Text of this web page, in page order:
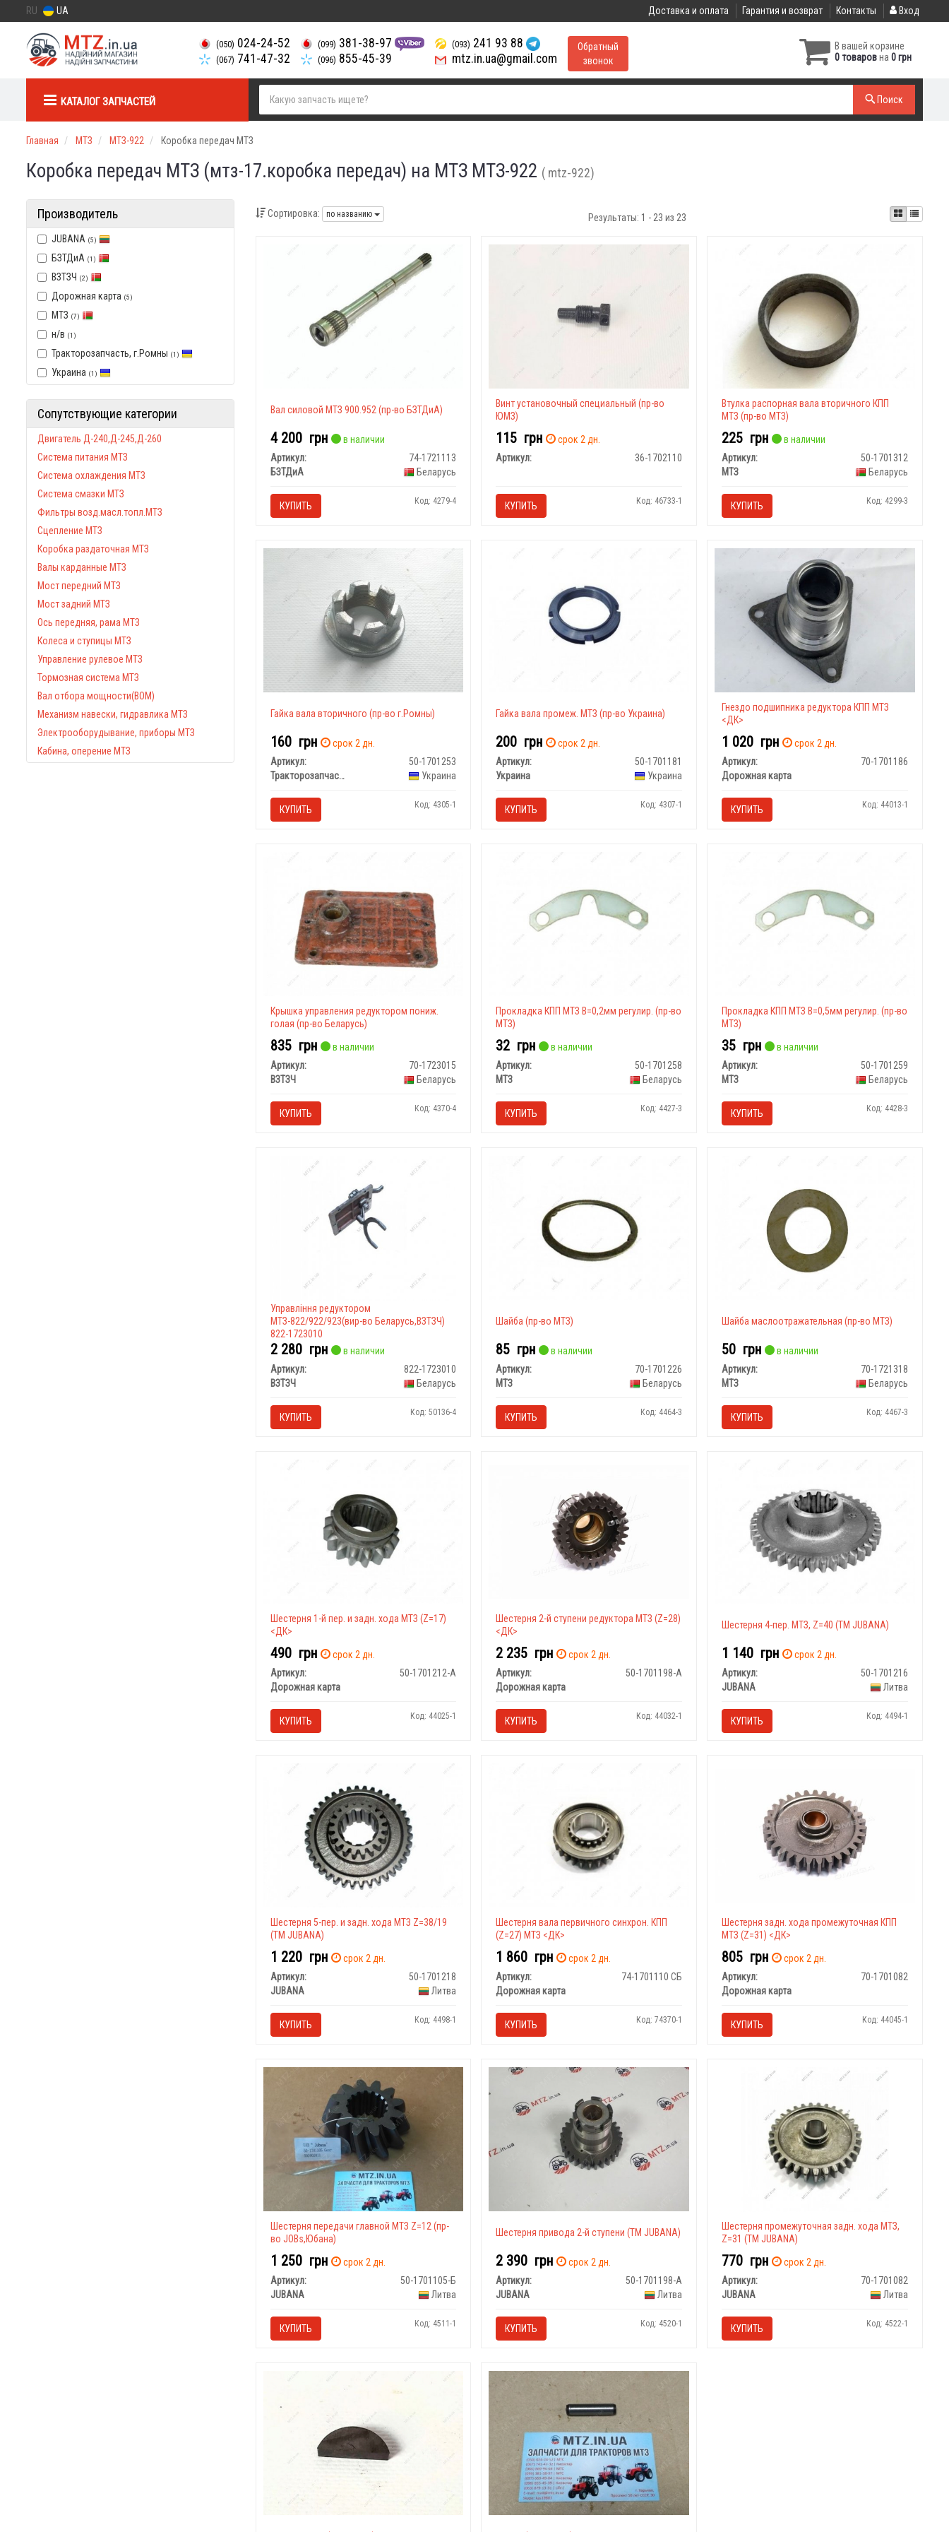
RU UA Доставка и оплата Гарантия и возврат Контакты Вход
(050) 024-24-52
(067) 741-47-32
(099) 381-38-97
(096) 855-45-39
(093) 241 93 88
mtz.in.ua@gmail.com
Обратный
звонок
В вашей корзине
0 товаровна 0 грн
КАТАЛОГ ЗАПЧАСТЕЙ Поиск
Главная МТЗ МТЗ-922 Коробка передач МТЗ
Коробка передач МТЗ (мтз-17.коробка передач) на МТЗ МТЗ-922 ( mtz-922)
Производитель
JUBANA (5)
БЗТДиА (1)
ВЗТЗЧ (2)
Дорожная карта (5)
МТЗ (7)
н/в (1)
Тракторозапчасть, г.Ромны (1)
Украина (1)
Сопутствующие категории
Двигатель Д-240,Д-245,Д-260
Система питания МТЗ
Система охлаждения МТЗ
Система смазки МТЗ
Фильтры возд.масл.топл.МТЗ
Сцепление МТЗ
Коробка раздаточная МТЗ
Валы карданные МТЗ
Мост передний МТЗ
Мост задний МТЗ
Ось передняя, рама МТЗ
Колеса и ступицы МТЗ
Управление рулевое МТЗ
Тормозная система МТЗ
Вал отбора мощности(ВОМ)
Механизм навески, гидравлика МТЗ
Электрооборудывание, приборы МТЗ
Кабина, оперение МТЗ
Сортировка: по названию Результаты: 1 - 23 из 23
Вал силовой МТЗ 900.952 (пр-во БЗТДиА)
4 200 грн
в наличии
Артикул:
74-1721113
БЗТДиА
Беларусь
КУПИТЬ Код: 4279-4
Винт установочный специальный (пр-во
ЮМЗ)
115 грн
срок 2 дн.
Артикул:
36-1702110
КУПИТЬ Код: 46733-1
Втулка распорная вала вторичного КПП
МТЗ (пр-во МТЗ)
225 грн
в наличии
Артикул:
50-1701312
МТЗ
Беларусь
КУПИТЬ Код: 4299-3
Гайка вала вторичного (пр-во г.Ромны)
160 грн
срок 2 дн.
Артикул:
50-1701253
Тракторозапчасть, г.Ромны
Украина
КУПИТЬ Код: 4305-1
Гайка вала промеж. МТЗ (пр-во Украина)
200 грн
срок 2 дн.
Артикул:
50-1701181
Украина
Украина
КУПИТЬ Код: 4307-1
Гнездо подшипника редуктора КПП МТЗ
<ДК>
1 020 грн
срок 2 дн.
Артикул:
70-1701186
Дорожная карта
КУПИТЬ Код: 44013-1
Крышка управления редуктором пониж.
голая (пр-во Беларусь)
835 грн
в наличии
Артикул:
70-1723015
ВЗТЗЧ
Беларусь
КУПИТЬ Код: 4370-4
Прокладка КПП МТЗ В=0,2мм регулир. (пр-во
МТЗ)
32 грн
в наличии
Артикул:
50-1701258
МТЗ
Беларусь
КУПИТЬ Код: 4427-3
Прокладка КПП МТЗ В=0,5мм регулир. (пр-во
МТЗ)
35 грн
в наличии
Артикул:
50-1701259
МТЗ
Беларусь
КУПИТЬ Код: 4428-3
Управління редуктором
МТЗ-822/922/923(вир-во Беларусь,ВЗТЗЧ)
822-1723010
2 280 грн
в наличии
Артикул:
822-1723010
ВЗТЗЧ
Беларусь
КУПИТЬ Код: 50136-4
Шайба (пр-во МТЗ)
85 грн
в наличии
Артикул:
70-1701226
МТЗ
Беларусь
КУПИТЬ Код: 4464-3
Шайба маслоотражательная (пр-во МТЗ)
50 грн
в наличии
Артикул:
70-1721318
МТЗ
Беларусь
КУПИТЬ Код: 4467-3
Шестерня 1-й пер. и задн. хода МТЗ (Z=17)
<ДК>
490 грн
срок 2 дн.
Артикул:
50-1701212-А
Дорожная карта
КУПИТЬ Код: 44025-1
Шестерня 2-й ступени редуктора МТЗ (Z=28)
<ДК>
2 235 грн
срок 2 дн.
Артикул:
50-1701198-А
Дорожная карта
КУПИТЬ Код: 44032-1
Шестерня 4-пер. МТЗ, Z=40 (ТМ JUBANA)
1 140 грн
срок 2 дн.
Артикул:
50-1701216
JUBANA
Литва
КУПИТЬ Код: 4494-1
Шестерня 5-пер. и задн. хода МТЗ Z=38/19
(ТМ JUBANA)
1 220 грн
срок 2 дн.
Артикул:
50-1701218
JUBANA
Литва
КУПИТЬ Код: 4498-1
Шестерня вала первичного синхрон. КПП
(Z=27) МТЗ <ДК>
1 860 грн
срок 2 дн.
Артикул:
74-1701110 СБ
Дорожная карта
КУПИТЬ Код: 74370-1
Шестерня задн. хода промежуточная КПП
МТЗ (Z=31) <ДК>
805 грн
срок 2 дн.
Артикул:
70-1701082
Дорожная карта
КУПИТЬ Код: 44045-1
Шестерня передачи главной МТЗ Z=12 (пр-
во JOBs,Юбана)
1 250 грн
срок 2 дн.
Артикул:
50-1701105-Б
JUBANA
Литва
КУПИТЬ Код: 4511-1
Шестерня привода 2-й ступени (ТМ JUBANA)
2 390 грн
срок 2 дн.
Артикул:
50-1701198-А
JUBANA
Литва
КУПИТЬ Код: 4520-1
Шестерня промежуточная задн. хода МТЗ,
Z=31 (ТМ JUBANA)
770 грн
срок 2 дн.
Артикул:
70-1701082
JUBANA
Литва
КУПИТЬ Код: 4522-1